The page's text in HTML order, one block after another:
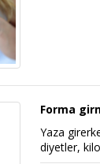
Forma
Yaza
diyetler,